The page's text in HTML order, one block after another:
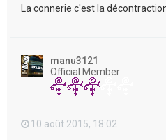
La connerie c'est la
manu3121
Official Member
10 août 2015, 18:02